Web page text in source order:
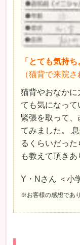
「とても気持
（猫背で来院さ
猫背やおなかに
ても気になっ
緊張を取って
てみました。
るくらいだっ
も教えて頂きあ
Y・Nさん ＜小
※お客様の感想であ